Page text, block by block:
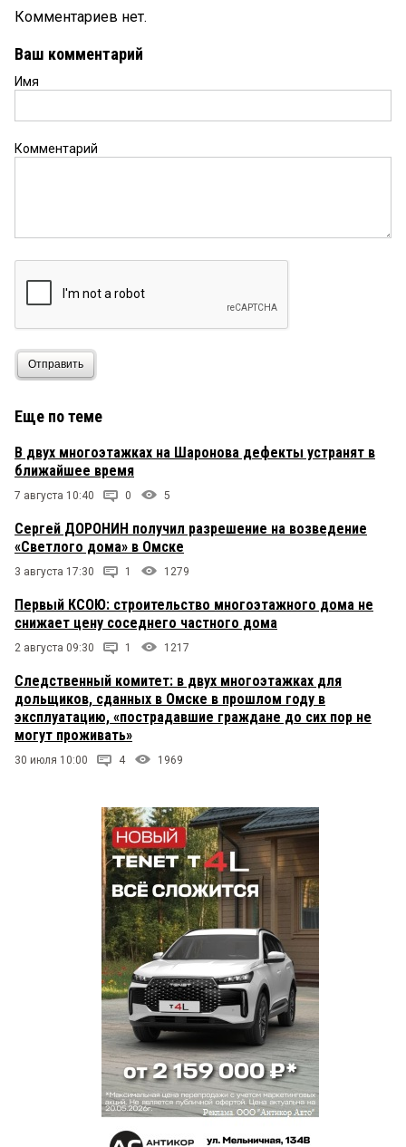
Комментариев нет.
Ваш комментарий
Имя
Комментарий
Отправить
Еще по теме
В двух многоэтажках на Шаронова дефекты устранят в
ближайшее время
7 августа 10:40 0 5
Сергей ДОРОНИН получил разрешение на возведение
«Светлого дома» в Омске
3 августа 17:30 1 1279
Первый КСОЮ: строительство многоэтажного дома не
снижает цену соседнего частного дома
2 августа 09:30 1 1217
Следственный комитет: в двух многоэтажках для
дольщиков, сданных в Омске в прошлом году в
эксплуатацию, «пострадавшие граждане до сих пор не
могут проживать»
30 июля 10:00 4 1969